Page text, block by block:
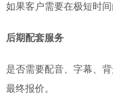
如果客户需要在极短时
后期配套服务
是否需要配音、字幕、
最终报价。